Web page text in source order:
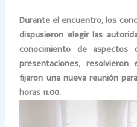
Durante el encuentro, los
dispusieron elegir las
conocimiento de
presentaciones,
fijaron una nueva reunión
horas 11.00.